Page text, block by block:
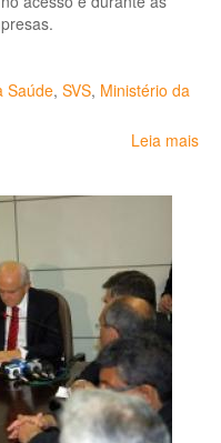
Saúde, SVS, Ministério da
Leia mais